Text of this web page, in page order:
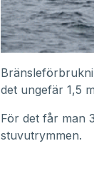
det ungefär 1,5
För det får man
stuvutrymmen.